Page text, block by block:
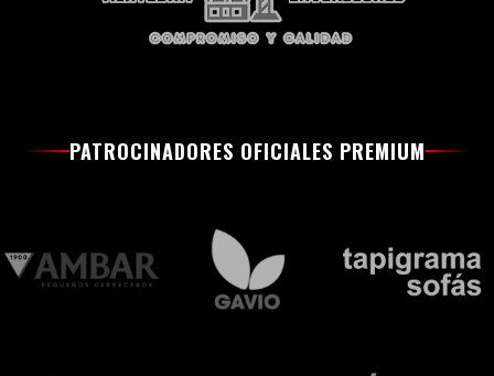
PATROCINADORES OFICIALES PREMIUM